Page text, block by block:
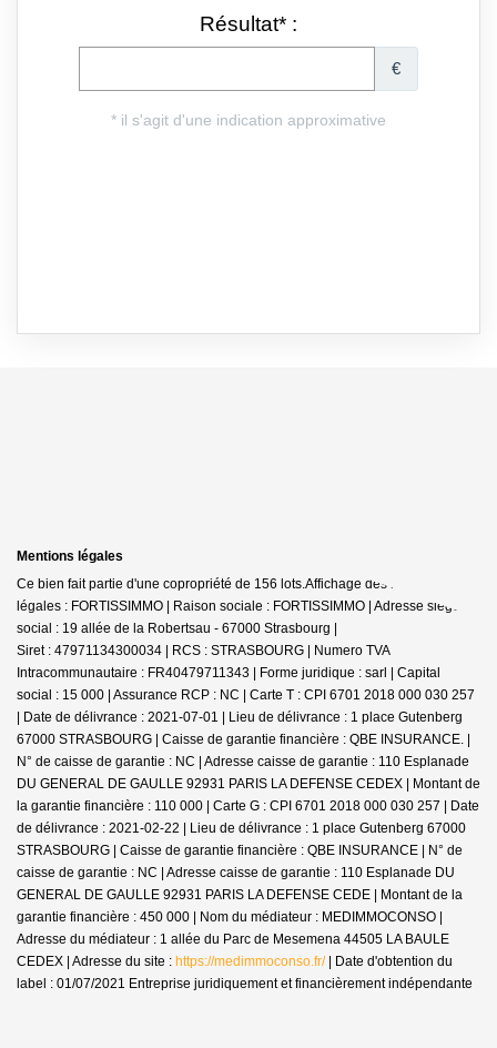
Mentions légales
Ce bien fait partie d'une copropriété de 156 lots.Affichage des informations
légales : FORTISSIMMO | Raison sociale : FORTISSIMMO | Adresse siège
social : 19 allée de la Robertsau - 67000 Strasbourg |
Siret : 47971134300034 | RCS : STRASBOURG | Numero TVA
Intracommunautaire : FR40479711343 | Forme juridique : sarl | Capital
social : 15 000 | Assurance RCP : NC | Carte T : CPI 6701 2018 000 030 257
| Date de délivrance : 2021-07-01 | Lieu de délivrance : 1 place Gutenberg
67000 STRASBOURG | Caisse de garantie financière : QBE INSURANCE. |
N° de caisse de garantie : NC | Adresse caisse de garantie : 110 Esplanade
DU GENERAL DE GAULLE 92931 PARIS LA DEFENSE CEDEX | Montant de
la garantie financière : 110 000 | Carte G : CPI 6701 2018 000 030 257 | Date
de délivrance : 2021-02-22 | Lieu de délivrance : 1 place Gutenberg 67000
STRASBOURG | Caisse de garantie financière : QBE INSURANCE | N° de
caisse de garantie : NC | Adresse caisse de garantie : 110 Esplanade DU
GENERAL DE GAULLE 92931 PARIS LA DEFENSE CEDE | Montant de la
garantie financière : 450 000 | Nom du médiateur : MEDIMMOCONSO |
Adresse du médiateur : 1 allée du Parc de Mesemena 44505 LA BAULE
CEDEX | Adresse du site : https://medimmoconso.fr/| Date d'obtention du
label : 01/07/2021 Entreprise juridiquement et financièrement indépendante